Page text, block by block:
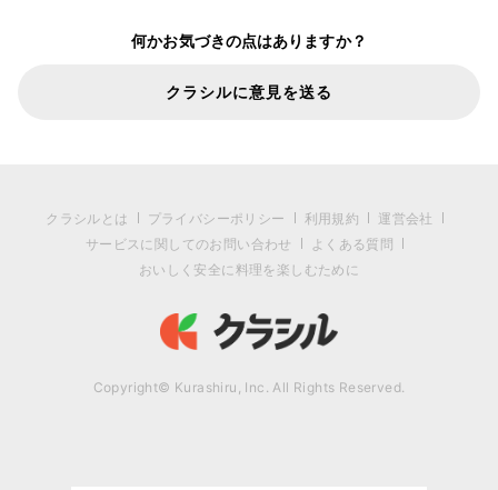
何かお気づきの点はありますか？
クラシルに意見を送る
クラシルとは プライバシーポリシー 利用規約
運営会社
サービスに関してのお問い合わせ
よくある質問
おいしく安全に料理を楽しむために
Copyright© Kurashiru, Inc. All Rights Reserved.